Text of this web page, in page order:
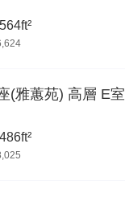
(雅蕙苑) 高層 E室